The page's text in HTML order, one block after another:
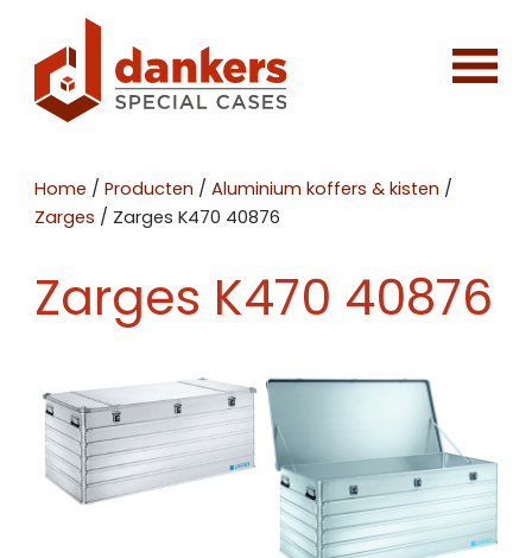
Home /Producten /Aluminium koffers & kisten /
Zarges / Zarges K470 40876
Zarges K470 40876